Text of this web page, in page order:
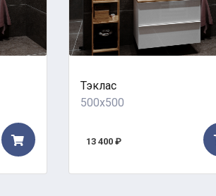
Тэклас
500x500
13 400 ₽